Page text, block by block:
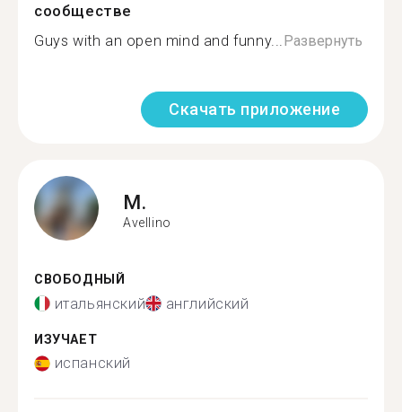
сообществе
Guys with an open mind and funny...Развернуть
Скачать приложение
M.
Avellino
СВОБОДНЫЙ
итальянский английский
ИЗУЧАЕТ
испанский